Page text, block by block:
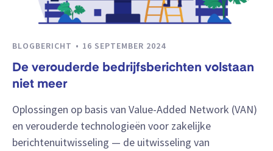
BLOGBERICHT 16 SEPTEMBER 2024
De verouderde bedrijfsberichten volstaan
niet meer
Oplossingen op basis van Value-Added Network (VAN)
en verouderde technologieën voor zakelijke
berichtenuitwisseling — de uitwisseling van